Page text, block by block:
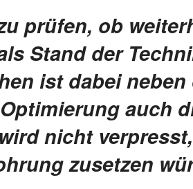
prüfen, ob
Stand der
ist dabei
auch
nicht
zusetzen